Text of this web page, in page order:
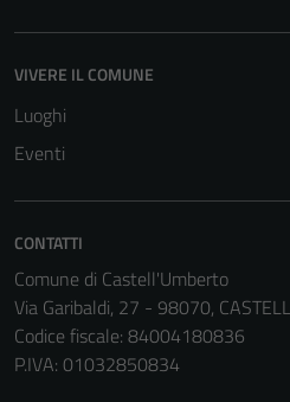
VIVERE IL COMUNE
Luoghi
Eventi
CONTATTI
Comune di Castell'Umberto
Via Garibaldi, 27 - 98070,
Codice fiscale: 84004180836
P.IVA: 01032850834